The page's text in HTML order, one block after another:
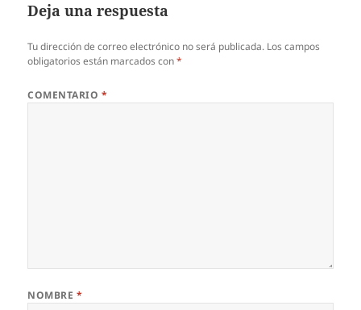
Deja una respuesta
Tu dirección de correo electrónico no será publicada. Los campos
obligatorios están marcados con*
COMENTARIO *
NOMBRE *